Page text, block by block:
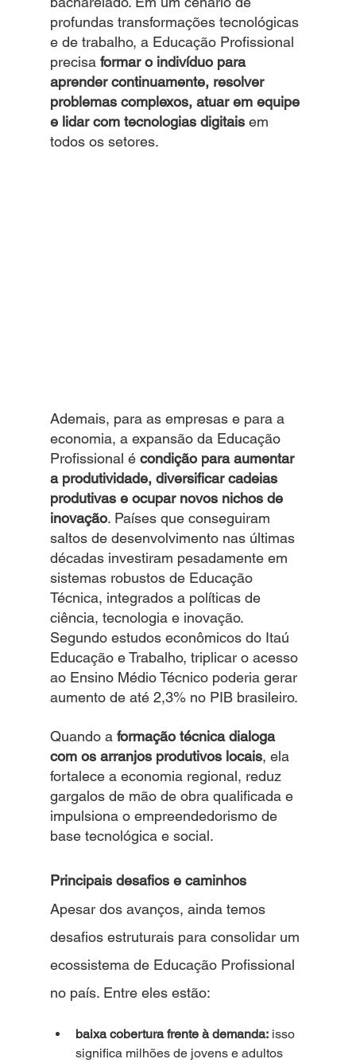
profundas transformações tecnológicas
e de trabalho, a Educação Profissional
precisa formar o indivíduo para
aprender continuamente, resolver
problemas complexos, atuar em equipe
e lidar com tecnologias digitais em
todos os setores.
Ademais, para as empresas e para a
economia, a expansão da Educação
Profissional é condição para aumentar
a produtividade, diversificar cadeias
produtivas e ocupar novos nichos de
inovação. Países que conseguiram
saltos de desenvolvimento nas últimas
décadas investiram pesadamente em
sistemas robustos de Educação
Técnica, integrados a políticas de
ciência, tecnologia e inovação.
Segundo estudos econômicos do Itaú
Educação e Trabalho, triplicar o acesso
ao Ensino Médio Técnico poderia gerar
aumento de até 2,3% no PIB brasileiro.
Quando a formação técnica dialoga
com os arranjos produtivos locais, ela
fortalece a economia regional, reduz
gargalos de mão de obra qualificada e
impulsiona o empreendedorismo de
base tecnológica e social.
Principais desafios e caminhos
Apesar dos avanços, ainda temos
desafios estruturais para consolidar um
ecossistema de Educação Profissional
no país. Entre eles estão:
baixa cobertura frente à demanda: isso
significa milhões de jovens e adultos